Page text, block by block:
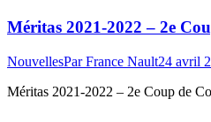
Méritas 2021-2022 – 2e
NouvellesParFrance Nault24 avril
Méritas 2021-2022 – 2e Coup de